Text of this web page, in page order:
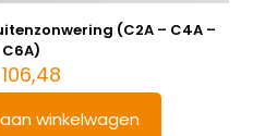
(C2A – C4A –
C6A)
106,48
winkelwagen